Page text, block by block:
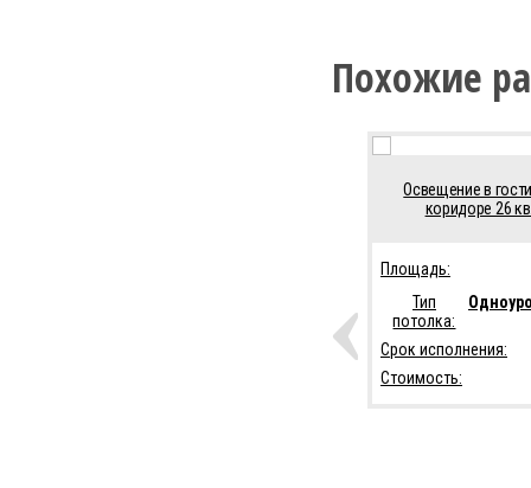
Похожие
Освещение в
коридоре 26
Площадь:
Тип
потолка:
Срок исполнения:
Стоимость: